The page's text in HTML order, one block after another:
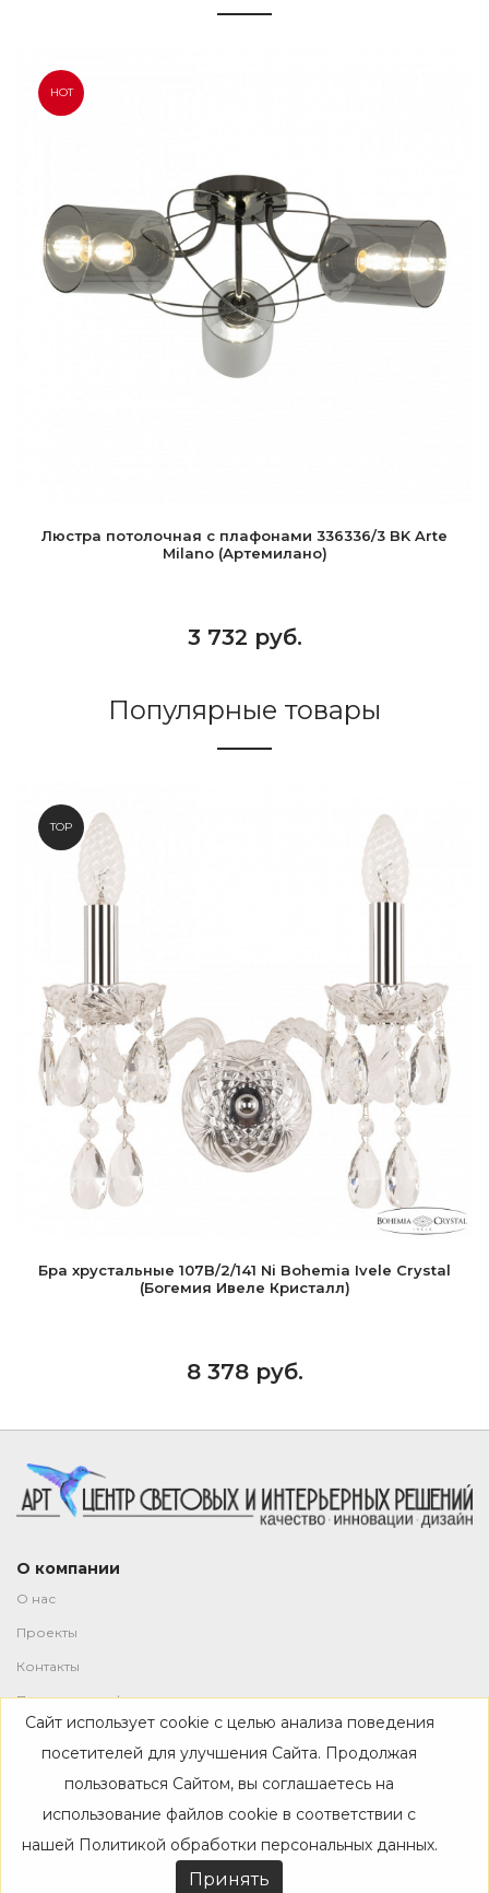
HOT
Люстра потолочная с плафонами 336336/3 BK Arte
Milano (Артемилано)
3 732 руб.
Популярные товары
TOP
Бра хрустальные 107B/2/141 Ni Bohemia Ivele Crystal
(Богемия Ивеле Кристалл)
8 378 руб.
О компании
О нас
Проекты
Контакты
Политика конфиденциальности
Магазин
Каталог
Дизайнерам
Акции
Сайт использует cookie с целью анализа поведения
посетителей для улучшения Сайта. Продолжая
пользоваться Сайтом, вы соглашаетесь на
использование файлов cookie в соответствии с
нашей Политикой обработки персональных данных.
Принять